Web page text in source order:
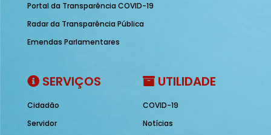
Portal da Transparência COVID-19
Radar da Transparência Pública
Emendas Parlamentares
SERVIÇOS
Cidadão
Servidor
UTILIDADE
COVID-19
Notícias